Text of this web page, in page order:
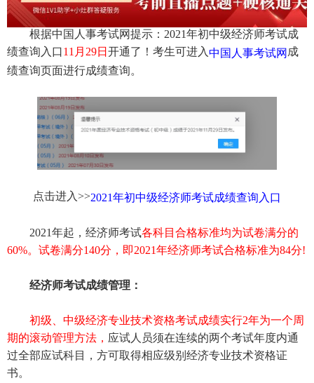
根据中国人事考试网提示：2021年初中级经济师考试成
绩查询入口11月29日 开通了！考生可进入中国人事考试网 成
绩查询页面进行成绩查询。
点击进入>>2021年初中级经济师考试成绩查询入口
2021年起，经济师考试各科目合格标准均为试卷满分的
60%。试卷满分140分，即2021年经济师考试合格标准为84分!
经济师考试成绩管理：
初级、中级经济专业技术资格考试成绩实行2年为一个周
期的滚动管理方法， 应试人员须在连续的两个考试年度内通
过全部应试科目，方可取得相应级别经济专业技术资格证
书。